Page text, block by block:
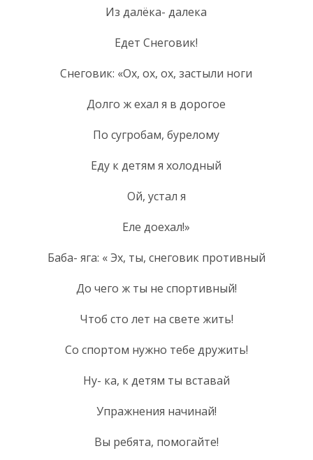
Из далёка- далека
Едет Снеговик!
Снеговик: «Ох, ох, ох, застыли ноги
Долго ж ехал я в дорогое
По сугробам, бурелому
Еду к детям я холодный
Ой, устал я
Еле доехал!»
Баба- яга: « Эх, ты, снеговик противный
До чего ж ты не спортивный!
Чтоб сто лет на свете жить!
Со спортом нужно тебе дружить!
Ну- ка, к детям ты вставай
Упражнения начинай!
Вы ребята, помогайте!